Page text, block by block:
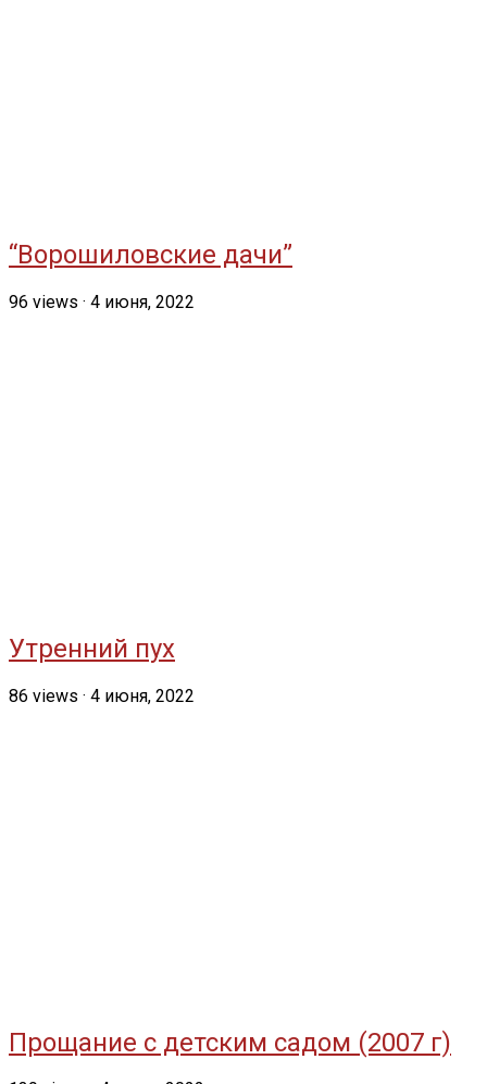
“Ворошиловские дачи”
96 views · 4 июня, 2022
Утренний пух
86 views · 4 июня, 2022
Прощание с детским садом (2007 г)